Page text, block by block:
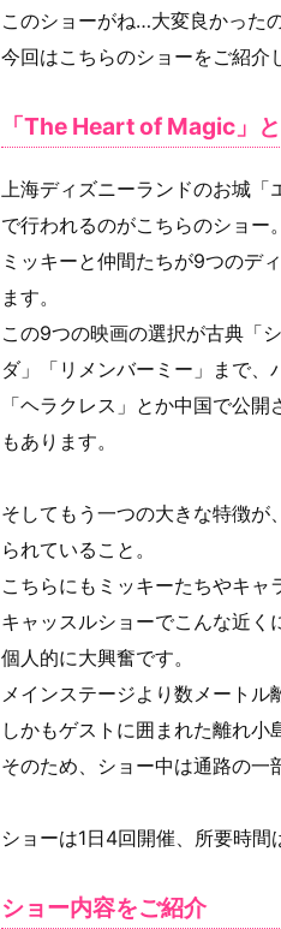
このショーがね…大変良かった
今回はこちらのショーをご紹介
「The Heart of Magic」
上海ディズニーランドのお城
で行われるのがこちらのショー。
ミッキーと仲間たちが9つのデ
ます。
この9つの映画の選択が古典「
ダ」「リメンバーミー」まで、
「ヘラクレス」とか中国で公
もあります。
そしてもう一つの大きな特徴が
られていること。
こちらにもミッキーたちやキャ
キャッスルショーでこんな近く
個人的に大興奮です。
メインステージより数メートル
しかもゲストに囲まれた離れ小
そのため、ショー中は通路の一
ショーは1日4回開催、所要時間
ショー内容をご紹介